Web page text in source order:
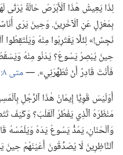
لِذَا يَعِيشُ هٰذَا ٱلْأَبْرَصُ حَالَةً يُرْثَى
بِمَعْزِلٍ عَنِ ٱلْآخَرِينَ.‏ وَحِينَ يَرَى
نَجِسٌ!‏» لِئَلَّا يَقْتَرِبُوا مِنْهُ وَيَلْتَقِطُوا
حِينَ يُبْصِرُ يَسُوعَ؟‏ يَدْنُو مِنْهُ
فَأَنْتَ قَادِرٌ أَنْ تُطَهِّرَنِي».‏ —‏متى ٨:‏٢
أَوَلَيْسَ قَوِيًّا إِيمَانُ هٰذَا ٱلرَّجُلِ
مَنْظَرَهُ ٱلَّذِي يَفْطُرُ ٱلْقَلْبَ؟‏ وَكَيْفَ
وَٱلْحَنَانِ،‏ يَمُدُّ يَسُوعُ يَدَهُ وَيَلْمُسُهُ
ٱلنَّاظِرِينَ لَا يُصَدِّقُونَ أَعْيُنَهُمْ